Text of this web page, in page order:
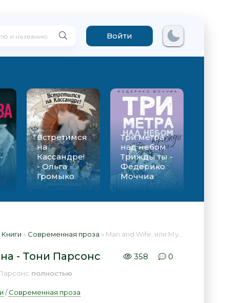
Войти
Встретимся
на
Кассандре!
- Ольга
Громыко
Три метра
над небом.
Трижды ты -
Федерико
Моччиа
Книги » Современная проза » Man and Wife, или Муж и жена - Тони Парсонс 📕 - Книга онлайн бесплатно
- Тони Парсонс 358 0
полностью
/Современная проза